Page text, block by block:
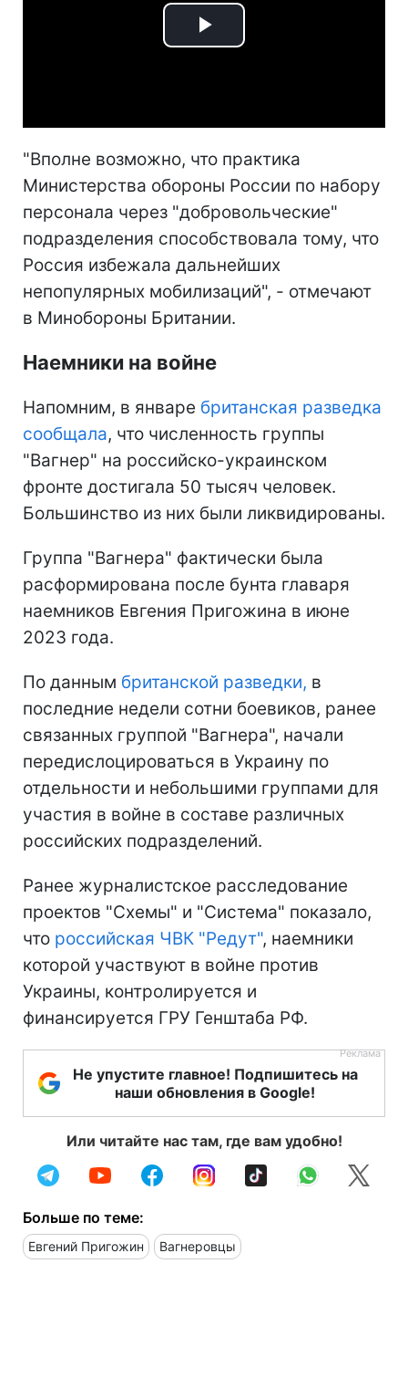
Play
"Вполне возможно, что практика
Министерства обороны России по набору
персонала через "добровольческие"
подразделения способствовала тому, что
Россия избежала дальнейших
непопулярных мобилизаций", - отмечают
в Минобороны Британии.
Наемники на войне
Напомним, в январе британская разведка
сообщала, что численность группы
"Вагнер" на российско-украинском
фронте достигала 50 тысяч человек.
Большинство из них были ликвидированы.
Группа "Вагнера" фактически была
расформирована после бунта главаря
наемников Евгения Пригожина в июне
2023 года.
По данным британской разведки, в
последние недели сотни боевиков, ранее
связанных группой "Вагнера", начали
передислоцироваться в Украину по
отдельности и небольшими группами для
участия в войне в составе различных
российских подразделений.
Ранее журналистское расследование
проектов "Схемы" и "Система" показало,
что российская ЧВК "Редут", наемники
которой участвуют в войне против
Украины, контролируется и
финансируется ГРУ Генштаба РФ.
Не упустите главное! Подпишитесь на
наши обновления в Google!
Или читайте нас там, где вам удобно!
Больше по теме:
Евгений Пригожин Вагнеровцы